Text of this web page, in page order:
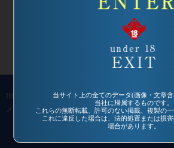
当サイト上の全てのデータ(画像・文章
当社に帰属するものです。
これらの無断転載、許可のない掲載、複製の一
これに違反した場合は、法的処置または損
場合があります。
HOME 作品一覧 過去作品 通信販売 コミュニ
メールマガジン
お問い合わせ